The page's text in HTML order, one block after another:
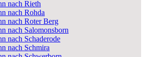
nach Rieth
nach Rohda
nach Roter Berg
nach Salomonsborn
nach Schaderode
nach Schmira